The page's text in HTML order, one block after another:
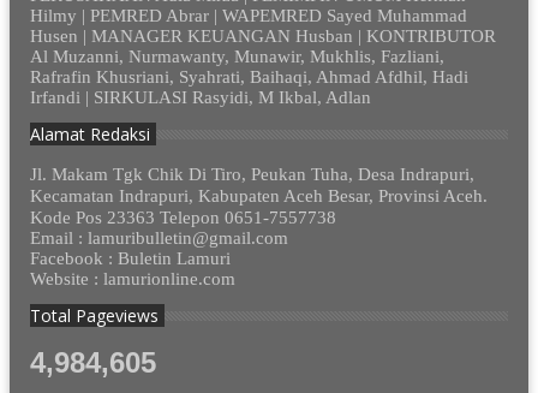
Hilmy | PEMRED Abrar | WAPEMRED Sayed Muhammad
Husen | MANAGER KEUANGAN Husban | KONTRIBUTOR
Al Muzanni, Nurmawanty, Munawir, Mukhlis, Fazliani,
Rafrafin Khusriani, Syahrati, Baihaqi, Ahmad Afdhil, Hadi
Irfandi | SIRKULASI Rasyidi, M Ikbal, Adlan
Alamat Redaksi
Jl. Makam Tgk Chik Di Tiro, Peukan Tuha, Desa Indrapuri,
Kecamatan Indrapuri, Kabupaten Aceh Besar, Provinsi Aceh.
Kode Pos 23363 Telepon 0651-7557738
Email : lamuribulletin@gmail.com
Facebook : Buletin Lamuri
Website : lamurionline.com
Total Pageviews
4,984,605